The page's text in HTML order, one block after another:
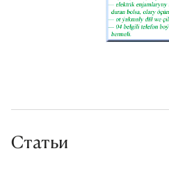
Статьи